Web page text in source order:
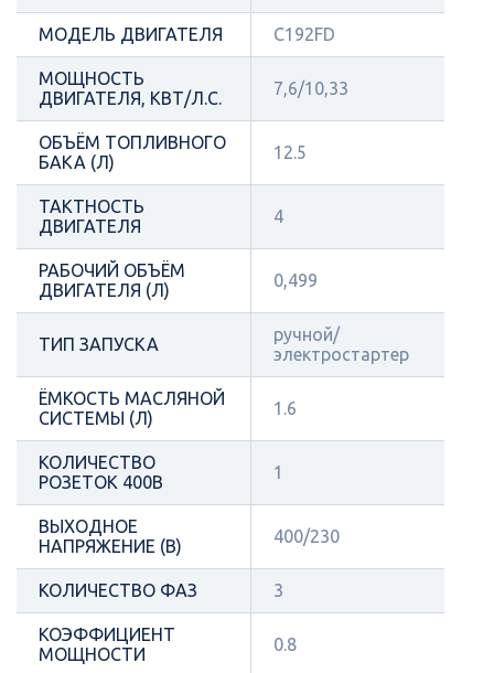
МОДЕЛЬ ДВИГАТЕЛЯ C192FD
МОЩНОСТЬ
ДВИГАТЕЛЯ, КВТ/Л.С.
7,6/10,33
ОБЪЁМ ТОПЛИВНОГО
БАКА (Л)
12.5
ТАКТНОСТЬ
ДВИГАТЕЛЯ
4
РАБОЧИЙ ОБЪЁМ
ДВИГАТЕЛЯ (Л)
0,499
ТИП ЗАПУСКА
ручной/
электростартер
ЁМКОСТЬ МАСЛЯНОЙ
СИСТЕМЫ (Л)
1.6
КОЛИЧЕСТВО
РОЗЕТОК 400В
1
ВЫХОДНОЕ
НАПРЯЖЕНИЕ (В)
400/230
КОЛИЧЕСТВО ФАЗ 3
КОЭФФИЦИЕНТ
МОЩНОСТИ
0.8